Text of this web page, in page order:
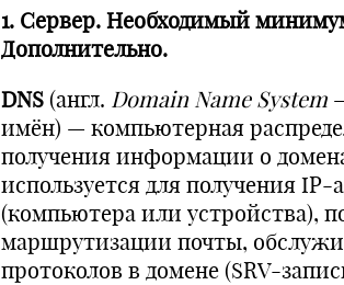
1. Сервер. Необходимый
Дополнительно.
DNS (англ. Domain Name System
имён) — компьютерная
получения информации о
используется для получения
(компьютера или устройства),
маршрутизации почты,
протоколов в домене (SRV-